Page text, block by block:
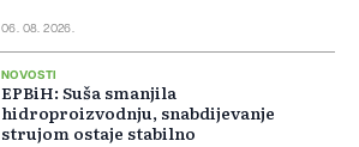
06. 08. 2026.
NOVOSTI
EPBiH: Suša smanjila
hidroproizvodnju, snabdijevanje
strujom ostaje stabilno